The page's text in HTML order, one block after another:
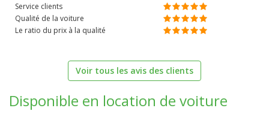
Service clients
Qualité de la voiture
Le ratio du prix à la qualité
Voir tous les avis des clients
Disponible en location de voiture